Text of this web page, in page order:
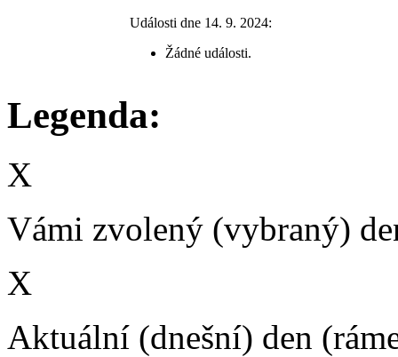
Události dne 14. 9. 2024:
Žádné události.
Legenda:
X
Vámi zvolený (vybraný)
X
Aktuální (dnešní) den